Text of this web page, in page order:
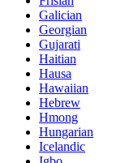
Galician
Georgian
Gujarati
Haitian
Hausa
Hawaiian
Hebrew
Hmong
Hungarian
Icelandic